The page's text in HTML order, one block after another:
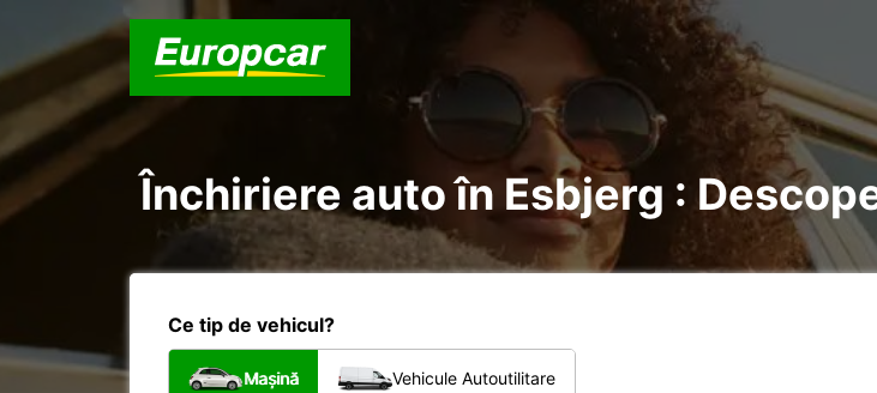
Închiriere auto în Esbjerg :
Ce tip de vehicul?
Mașină Vehicule Autoutilitare